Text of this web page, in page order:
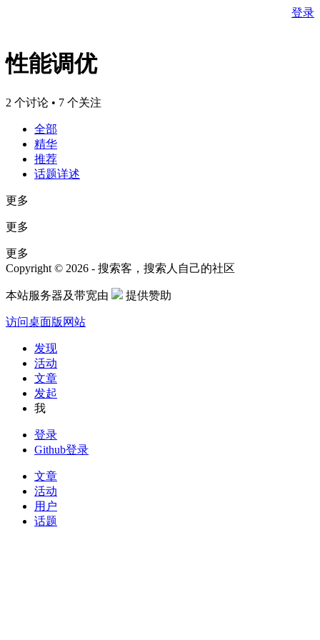
登录
性能调优
2 个讨论 • 7 个关注
全部
精华
推荐
话题详述
更多
更多
更多
Copyright © 2026 - 搜索客，搜索人自己的社区
本站服务器及带宽由 提供赞助
访问桌面版网站
发现
活动
文章
发起
我
登录
Github登录
文章
活动
用户
话题